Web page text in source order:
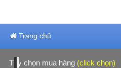
Trang chủ
Tùy chọn mua hàng (click chọn)